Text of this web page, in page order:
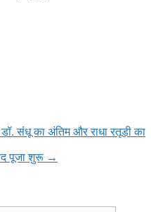
संधू का अंतिम और राधा रतूड़ी का
पूजा शुरू →